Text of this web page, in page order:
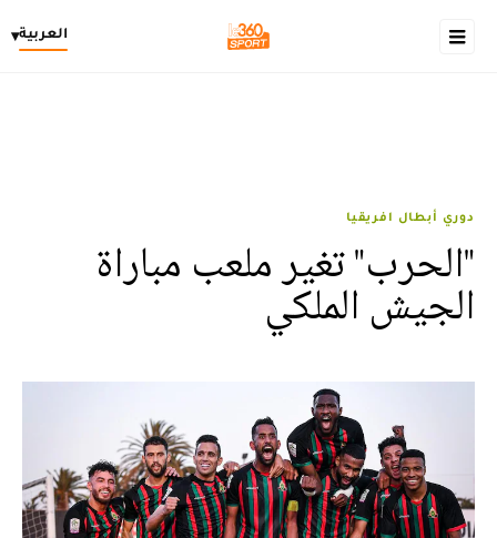
العربية▾
دوري أبطال افريقيا
"الحرب" تغير ملعب مباراة
الجيش الملكي